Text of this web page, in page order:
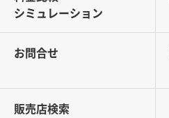
シミュレーション
お問合せ
販売店検索